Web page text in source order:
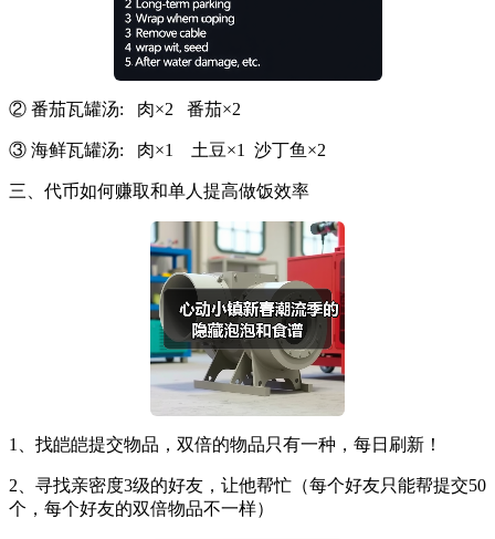
② 番茄瓦罐汤: 肉×2 番茄×2
③ 海鲜瓦罐汤: 肉×1 土豆×1 沙丁鱼×2
三、代币如何赚取和单人提高做饭效率
1、找皑皑提交物品，双倍的物品只有一种，每日刷新！
2、寻找亲密度3级的好友，让他帮忙（每个好友只能帮提交50
个，每个好友的双倍物品不一样）